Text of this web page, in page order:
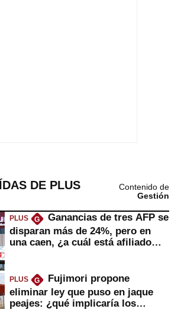
DE PLUS
Contenido de
Gestión
PLUS G
Ganancias de tres AFP se
disparan más de 24%, pero en
una caen, ¿a cuál está afiliado
PLUS G
Fujimori propone
eliminar ley que puso en jaque
peajes: ¿qué implicaría los